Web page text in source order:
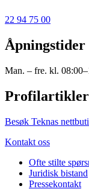
22 94 75 00
Åpningstider
Man. – fre. kl.
Profilartikler
Besøk Teknas
Kontakt oss
Ofte stilte
Juridisk bistand
Pressekontakt